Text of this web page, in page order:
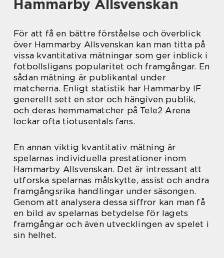
Hammarby Allsvenskan
För att få en bättre förståelse och överblick
över Hammarby Allsvenskan kan man titta på
vissa kvantitativa mätningar som ger inblick i
fotbollsligans popularitet och framgångar. En
sådan mätning är publikantal under
matcherna. Enligt statistik har Hammarby IF
generellt sett en stor och hängiven publik,
och deras hemmamatcher på Tele2 Arena
lockar ofta tiotusentals fans.
En annan viktig kvantitativ mätning är
spelarnas individuella prestationer inom
Hammarby Allsvenskan. Det är intressant att
utforska spelarnas målskytte, assist och andra
framgångsrika handlingar under säsongen.
Genom att analysera dessa siffror kan man få
en bild av spelarnas betydelse för lagets
framgångar och även utvecklingen av spelet i
sin helhet.